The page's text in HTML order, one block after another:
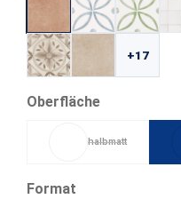
+17
Oberflächeauswählen
halbmatt
Format